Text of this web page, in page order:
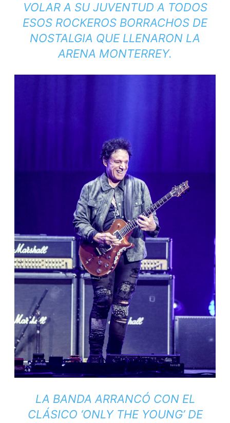
VOLAR A SU JUVENTUD A TODOS
ESOS ROCKEROS BORRACHOS DE
NOSTALGIA QUE LLENARON LA
ARENA MONTERREY.
LA BANDA ARRANCÓ CON EL
CLÁSICO ‘ONLY THE YOUNG’ DE